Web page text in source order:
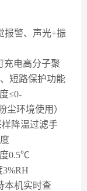
报警、声光+振
充电高分子聚
短路保护功能
≤0-
尘环境使用）
降温过滤手
0.5℃
3%RH
本机实时查